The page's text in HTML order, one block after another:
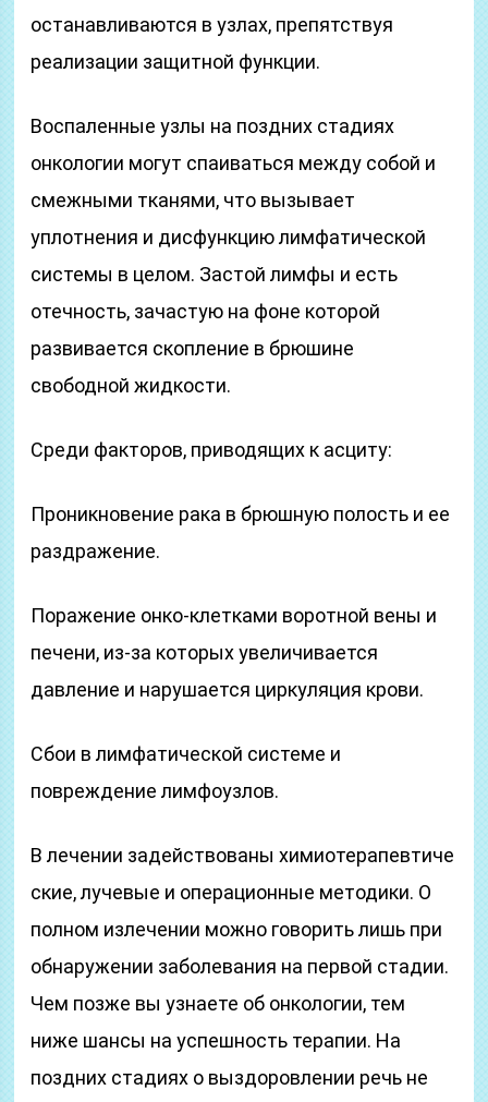
останавливаются в узлах, препятствуя
реализации защитной функции.
Воспаленные узлы на поздних стадиях
онкологии могут спаиваться между собой и
смежными тканями, что вызывает
уплотнения и дисфункцию лимфатической
системы в целом. Застой лимфы и есть
отечность, зачастую на фоне которой
развивается скопление в брюшине
свободной жидкости.
Среди факторов, приводящих к асциту:
Проникновение рака в брюшную полость и ее
раздражение.
Поражение онко-клетками воротной вены и
печени, из-за которых увеличивается
давление и нарушается циркуляция крови.
Сбои в лимфатической системе и
повреждение лимфоузлов.
В лечении задействованы химиотерапевтиче
ские, лучевые и операционные методики. О
полном излечении можно говорить лишь при
обнаружении заболевания на первой стадии.
Чем позже вы узнаете об онкологии, тем
ниже шансы на успешность терапии. На
поздних стадиях о выздоровлении речь не